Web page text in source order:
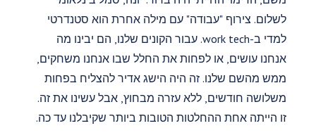
לשלום. צירוף "עבודה" עם מילה אחרת הוא סטנדרטי
למדי ב-work tech. עבור הקונים שלנו, הם יבינו מה
אנחנו עושים, או לפחות את החלל שבו אנחנו משחקים,
ממש מהשם שלנו. זה היה הישג אדיר להצליח בפחות
משלושה חודשים, ללא עזרה מבחוץ, אבל עשינו את זה.
זו הייתה אחת ההחלטות הטובות ביותר שקיבלנו עד כה.